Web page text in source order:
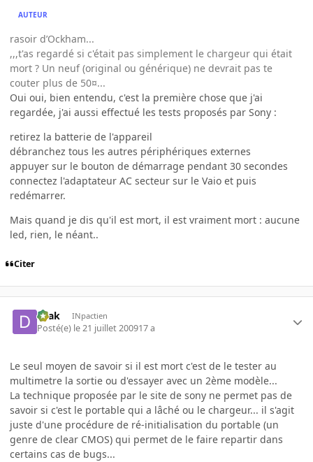
AUTEUR
rasoir d’Ockham...
,,,t'as regardé si c'était pas simplement le chargeur qui était
mort ? Un neuf (original ou générique) ne devrait pas te
couter plus de 50¤...
Oui oui, bien entendu, c'est la première chose que j'ai
regardée, j'ai aussi effectué les tests proposés par Sony :
retirez la batterie de l'appareil
débranchez tous les autres périphériques externes
appuyer sur le bouton de démarrage pendant 30 secondes
connectez l'adaptateur AC secteur sur le Vaio et puis
redémarrer.
Mais quand je dis qu'il est mort, il est vraiment mort : aucune
led, rien, le néant..
Citer
Drak INpactien
Posté(e) le 21 juillet 200917 a
Le seul moyen de savoir si il est mort c'est de le tester au
multimetre la sortie ou d'essayer avec un 2ème modèle...
La technique proposée par le site de sony ne permet pas de
savoir si c'est le portable qui a lâché ou le chargeur... il s'agit
juste d'une procédure de ré-initialisation du portable (un
genre de clear CMOS) qui permet de le faire repartir dans
certains cas de bugs...